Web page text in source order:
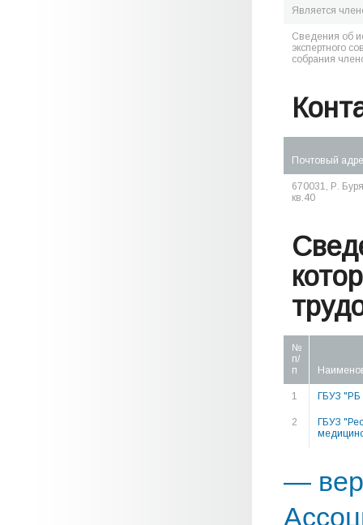
Является
Сведения об
экспертного
собрания
Почтовый
670031, Р.
кв.40
№
п/
п
1 ГБУЗ
2
ГБУЗ
—